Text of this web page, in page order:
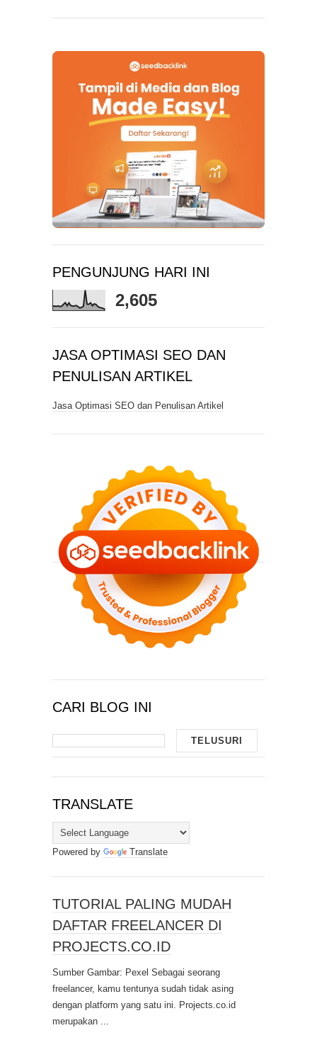
PENGUNJUNG HARI INI
2,605
JASA OPTIMASI SEO DAN
PENULISAN ARTIKEL
Jasa Optimasi SEO dan Penulisan Artikel
CARI BLOG INI
TRANSLATE
Powered by Translate
TUTORIAL PALING MUDAH
DAFTAR FREELANCER DI
PROJECTS.CO.ID
Sumber Gambar: Pexel Sebagai seorang
freelancer, kamu tentunya sudah tidak asing
dengan platform yang satu ini. Projects.co.id
merupakan ...